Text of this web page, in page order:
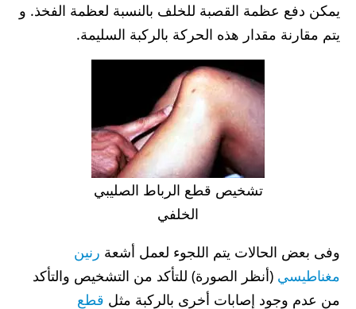
يمكن دفع عظمة القصبة للخلف بالنسبة لعظمة الفخذ. و
يتم مقارنة مقدار هذه الحركة بالركبة السليمة.
تشخيص قطع الرباط الصليبي
الخلفي
وفى بعض الحالات يتم اللجوء لعمل أشعة رنين
مغناطيسي (أنظر الصورة) للتأكد من التشخيص والتأكد
من عدم وجود إصابات أخرى بالركبة مثل قطع